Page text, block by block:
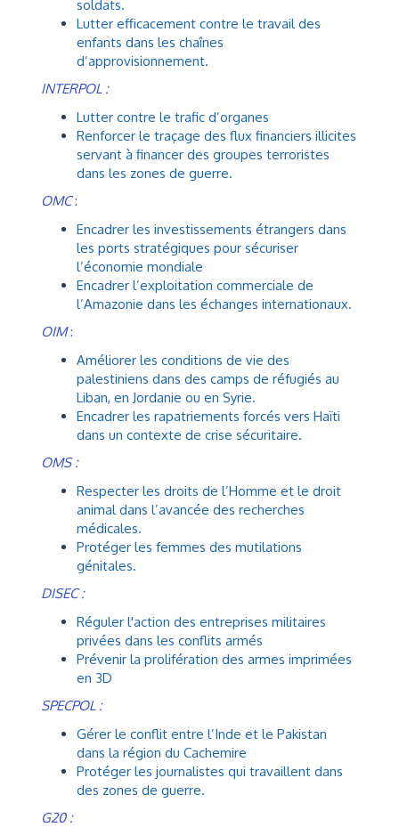
soldats.
Lutter efficacement contre le travail des
enfants dans les chaînes
d’approvisionnement.
INTERPOL :
Lutter contre le trafic d’organes
Renforcer le traçage des flux financiers illicites
servant à financer des groupes terroristes
dans les zones de guerre.
OMC:
Encadrer les investissements étrangers dans
les ports stratégiques pour sécuriser
l’économie mondiale
Encadrer l’exploitation commerciale de
l’Amazonie dans les échanges internationaux.
OIM:
Améliorer les conditions de vie des
palestiniens dans des camps de réfugiés au
Liban, en Jordanie ou en Syrie.
Encadrer les rapatriements forcés vers Haïti
dans un contexte de crise sécuritaire.
OMS :
Respecter les droits de l’Homme et le droit
animal dans l’avancée des recherches
médicales.
Protéger les femmes des mutilations
génitales.
DISEC :
Réguler l'action des entreprises militaires
privées dans les conflits armés
Prévenir la prolifération des armes imprimées
en 3D
SPECPOL :
Gérer le conflit entre l’Inde et le Pakistan
dans la région du Cachemire
Protéger les journalistes qui travaillent dans
des zones de guerre.
G20 :